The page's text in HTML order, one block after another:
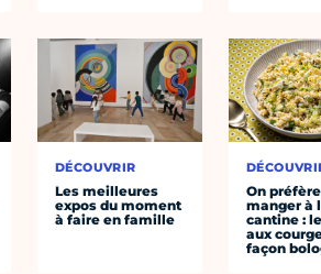
DÉCOUVRIR
Les meilleures
expos du moment
à faire en famille
On préfère
manger à
cantine :
aux
façon